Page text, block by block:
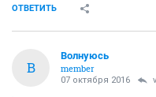
ОТВЕТИТЬ
В
Волнуюсь
member
07 октября 2016